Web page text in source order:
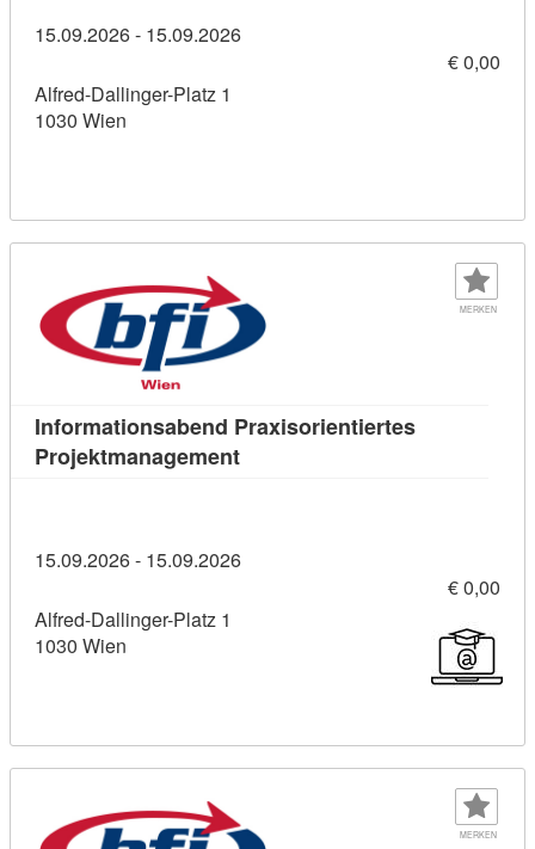
15.09.2026 - 15.09.2026
€ 0,00
Alfred-Dallinger-Platz 1
1030 Wien
MERKEN
Informationsabend Praxisorientiertes
ProjektmanagementKursdetail: Informationsabend
15.09.2026 - 15.09.2026
€ 0,00
Alfred-Dallinger-Platz 1
1030 Wien
MERKEN